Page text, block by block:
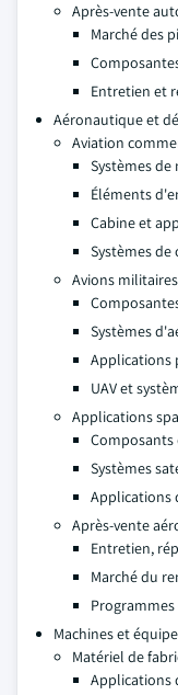
Après-vente
Marché des
Entretien et
Aéronautique et
Aviation
Systèmes
Éléments
Cabine et
Systèmes
Avions
Systèmes
Applications
UAV et
Applications
Composants
Systèmes
Applications
Après-vente
Entretien,
Marché du
Machines et
Matériel de
Applications